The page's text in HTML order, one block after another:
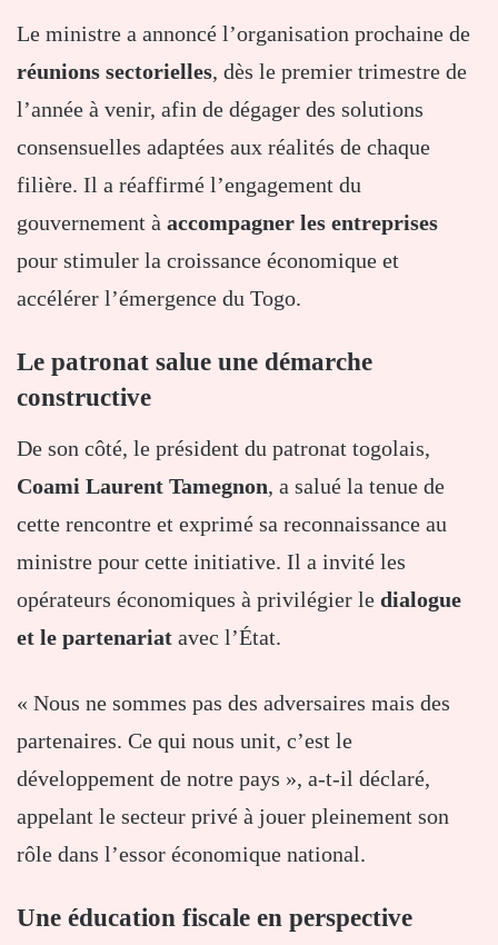
Le ministre a annoncé l’organisation prochaine de
réunions sectorielles, dès le premier trimestre de
l’année à venir, afin de dégager des solutions
consensuelles adaptées aux réalités de chaque
filière. Il a réaffirmé l’engagement du
gouvernement à accompagner les entreprises
pour stimuler la croissance économique et
accélérer l’émergence du Togo.
Le patronat salue une démarche
constructive
De son côté, le président du patronat togolais,
Coami Laurent Tamegnon, a salué la tenue de
cette rencontre et exprimé sa reconnaissance au
ministre pour cette initiative. Il a invité les
opérateurs économiques à privilégier le dialogue
et le partenariat avec l’État.
« Nous ne sommes pas des adversaires mais des
partenaires. Ce qui nous unit, c’est le
développement de notre pays », a-t-il déclaré,
appelant le secteur privé à jouer pleinement son
rôle dans l’essor économique national.
Une éducation fiscale en perspective